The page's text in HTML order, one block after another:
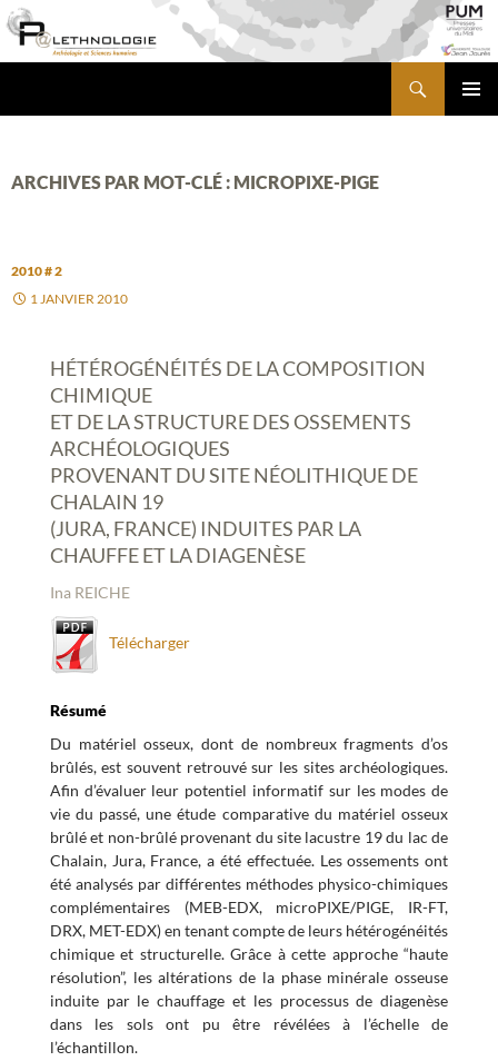
Aller
au
contenu
ARCHIVES PAR MOT-CLÉ : MICROPIXE-PIGE
2010 # 2
1 JANVIER 2010
HÉTÉROGÉNÉITÉS DE LA COMPOSITION
CHIMIQUE
ET DE LA STRUCTURE DES OSSEMENTS
ARCHÉOLOGIQUES
PROVENANT DU SITE NÉOLITHIQUE DE
CHALAIN 19
(JURA, FRANCE) INDUITES PAR LA
CHAUFFE ET LA DIAGENÈSE
Ina REICHE
Télécharger
Résumé
Du matériel osseux, dont de nombreux fragments d’os
brûlés, est souvent retrouvé sur les sites archéologiques.
Afin d’évaluer leur potentiel informatif sur les modes de
vie du passé, une étude comparative du matériel osseux
brûlé et non-brûlé provenant du site lacustre 19 du lac de
Chalain, Jura, France, a été effectuée. Les ossements ont
été analysés par différentes méthodes physico-chimiques
complémentaires (MEB-EDX, microPIXE/PIGE, IR-FT,
DRX, MET-EDX) en tenant compte de leurs hétérogénéités
chimique et structurelle. Grâce à cette approche “haute
résolution”, les altérations de la phase minérale osseuse
induite par le chauffage et les processus de diagenèse
dans les sols ont pu être révélées à l’échelle de
l’échantillon.